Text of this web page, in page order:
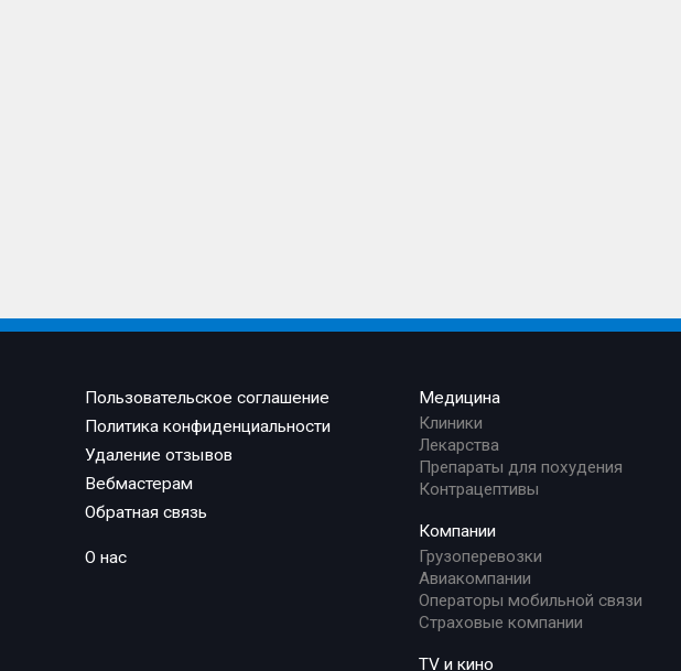
Пользовательское соглашение
Политика конфиденциальности
Удаление отзывов
Вебмастерам
Обратная связь
О нас
Медицина
Клиники
Лекарства
Препараты для похудения
Контрацептивы
Компании
Грузоперевозки
Авиакомпании
Операторы мобильной связи
Страховые компании
TV и кино